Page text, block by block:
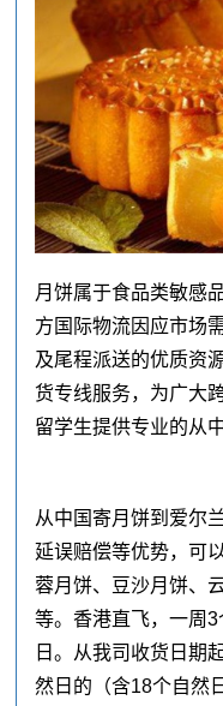
月饼属于食品类敏感
方国际物流因应市场
及尾程派送的优质资
货专线服务，为广大
留学生提供专业的从
从中国寄月饼到爱尔
延误赔偿等优势，可
蓉月饼、豆沙月饼、
等。香港直飞，一周
日。从我司收货日期
然日的（含18个自然